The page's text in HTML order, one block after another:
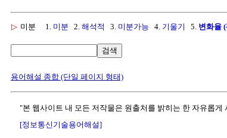
▷ 미분 1. 미분 2. 해석적 3. 미분가능 4. 기울기 5. 변화율
검색
용어해설 종합 (단일 페이지 형태)
"본 웹사이트 내 모든 저작물은 원출처를 밝히는 한 자유롭게
[정보통신기술용어해설]